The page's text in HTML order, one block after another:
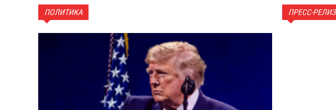
ПОЛИТИКА ПРЕСС-РЕЛИЗ